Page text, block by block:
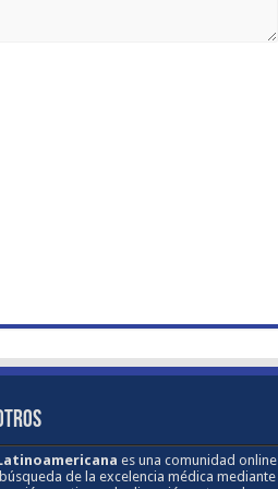
es una comunidad online
de la excelencia médica mediante